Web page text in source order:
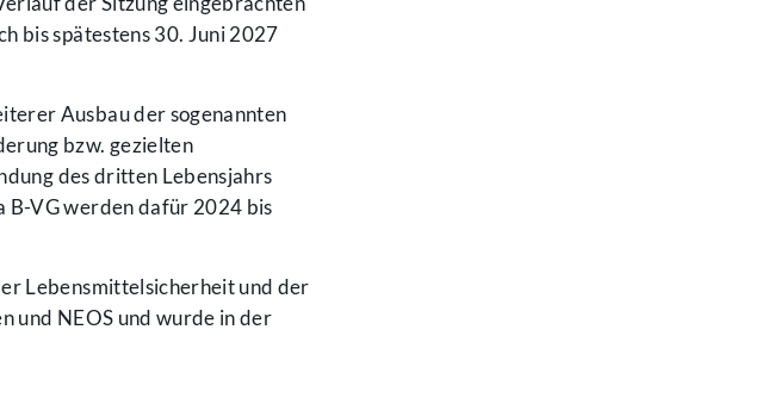
bis spätestens 30. Juni 2027
Ausbau der sogenannten
bzw. gezielten
des dritten Lebensjahrs
B-VG werden dafür 2024 bis
Lebensmittelsicherheit und der
und NEOS und wurde in der